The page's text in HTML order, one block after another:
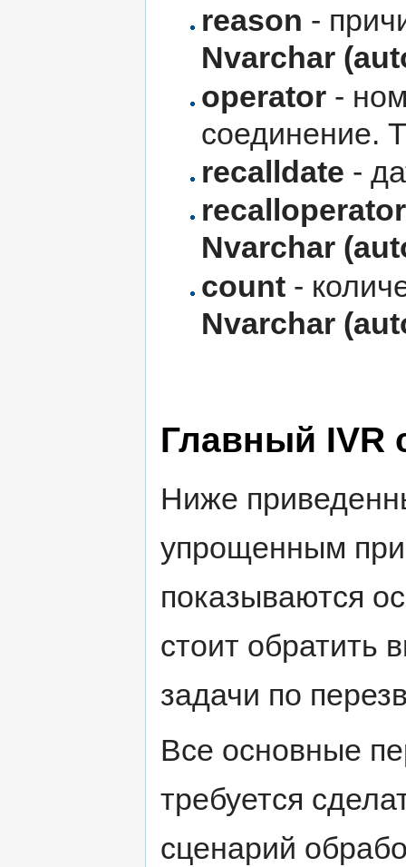
reason -
Nvarchar
operator-
соединение.
recalldate -
recalloperator
Nvarchar
count-
Nvarchar
Главный IVR
Ниже
упрощенным
показываются
стоит обратить
задачи по
Все основные
требуется
сценарий